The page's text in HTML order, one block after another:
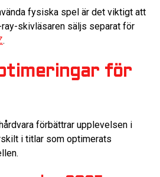
fysiska spel är det viktigt att
skivläsaren säljs separat för
.
för
förbättrar upplevelsen i
i titlar som optimerats